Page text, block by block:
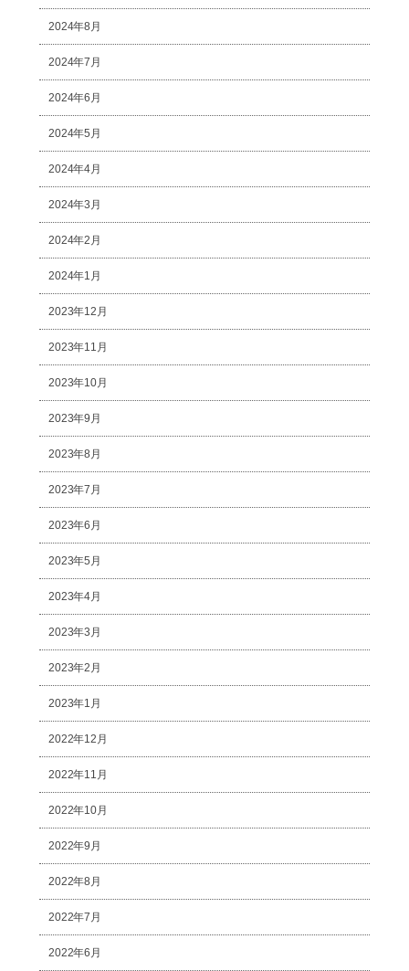
2024年8月
2024年7月
2024年6月
2024年5月
2024年4月
2024年3月
2024年2月
2024年1月
2023年12月
2023年11月
2023年10月
2023年9月
2023年8月
2023年7月
2023年6月
2023年5月
2023年4月
2023年3月
2023年2月
2023年1月
2022年12月
2022年11月
2022年10月
2022年9月
2022年8月
2022年7月
2022年6月